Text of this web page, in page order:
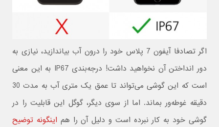
اگر تصادفا آیفون 7 پلاس خود را درون آب بیاندازید، نیازی به
دور انداختن آن نخواهید داشت! درجه‌بندی IP67 به این معنی
است که این گوشی می‌تواند تا عمق یک متری آب به مدت 30
دقیقه غوطه‌ور بماند. اما از سوی دیگر، گوگل این قابلیت را در
گوشی خود به کار نبرده است و دلیل آن را هم اینگونه توضیح